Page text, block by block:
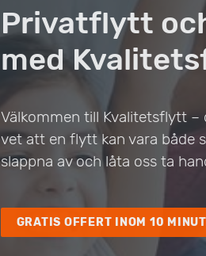
Privatflytt
med
Välkommen till Kvalitetsflytt
vet att en flytt kan vara både
slappna av och låta oss ta
GRATIS OFFERT INOM 10